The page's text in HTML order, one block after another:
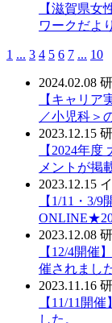
【滋賀県女
ワークだよ
1 ... 3 4 5 6 7 ... 10
2024.02.08
【キャリ
／小児科＞
2023.12.15
【2024年
メントが掲
2023.12.15
【1/11・3/
2023.12.08
【12/4開催
催されまし
2023.11.16
【11/11開
した。